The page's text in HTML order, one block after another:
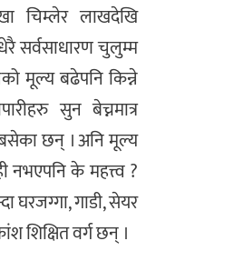
चिम्लेर लाखदेखि
सर्वसाधारण चुलुम्म
मूल्य बढेपनि किन्ने
सुन बेच्नमात्र
छन् । अनि मूल्य
नभएपनि के महत्त्व ?
घरजग्गा, गाडी, सेयर
शिक्षित वर्ग छन् ।